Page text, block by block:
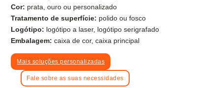
Cor: prata, ouro ou personalizado
Tratamento de superfície: polido ou fosco
Logótipo: logótipo a laser, logótipo serigrafado
Embalagem: caixa de cor, caixa principal
Mais soluções personalizadas
Fale sobre as suas necessidades